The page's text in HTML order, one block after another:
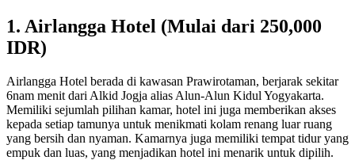
1. Airlangga Hotel (Mulai dari 250,000
IDR)
Airlangga Hotel berada di kawasan Prawirotaman, berjarak sekitar
6nam menit dari Alkid Jogja alias Alun-Alun Kidul Yogyakarta.
Memiliki sejumlah pilihan kamar, hotel ini juga memberikan akses
kepada setiap tamunya untuk menikmati kolam renang luar ruang
yang bersih dan nyaman. Kamarnya juga memiliki tempat tidur yang
empuk dan luas, yang menjadikan hotel ini menarik untuk dipilih.